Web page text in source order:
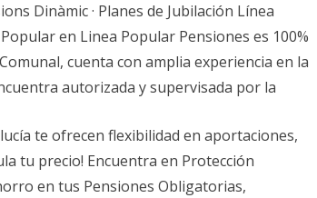
Dinàmic · Planes de Jubilación Línea
en Linea Popular Pensiones es 100%
cuenta con amplia experiencia en la
autorizada y supervisada por la
te ofrecen flexibilidad en aportaciones,
tu precio! Encuentra en Protección
en tus Pensiones Obligatorias,